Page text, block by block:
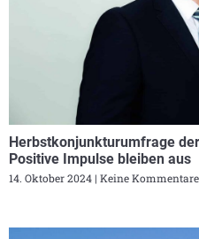
Herbstkonjunkturumfrage
Positive Impulse bleiben aus
14. Oktober 2024 Keine Kommentare